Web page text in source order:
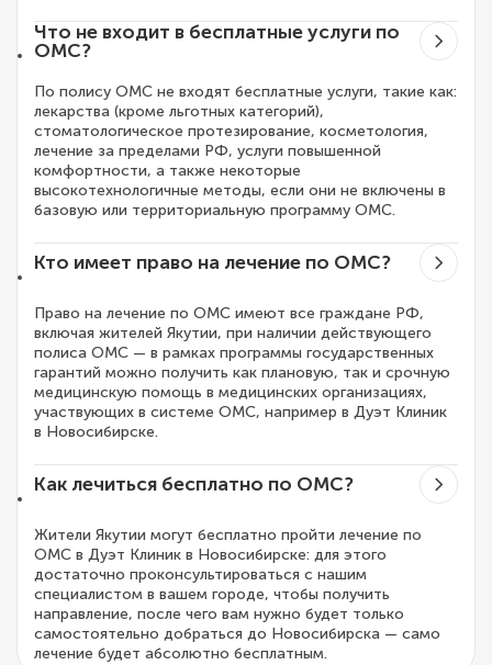
Что не входит в бесплатные услуги по
ОМС?
По полису ОМС не входят бесплатные услуги, такие как:
лекарства (кроме льготных категорий),
стоматологическое протезирование, косметология,
лечение за пределами РФ, услуги повышенной
комфортности, а также некоторые
высокотехнологичные методы, если они не включены в
базовую или территориальную программу ОМС.
Кто имеет право на лечение по ОМС?
Право на лечение по ОМС имеют все граждане РФ,
включая жителей Якутии, при наличии действующего
полиса ОМС — в рамках программы государственных
гарантий можно получить как плановую, так и срочную
медицинскую помощь в медицинских организациях,
участвующих в системе ОМС, например в Дуэт Клиник
в Новосибирске.
Как лечиться бесплатно по ОМС?
Жители Якутии могут бесплатно пройти лечение по
ОМС в Дуэт Клиник в Новосибирске: для этого
достаточно проконсультироваться с нашим
специалистом в вашем городе, чтобы получить
направление, после чего вам нужно будет только
самостоятельно добраться до Новосибирска — само
лечение будет абсолютно бесплатным.